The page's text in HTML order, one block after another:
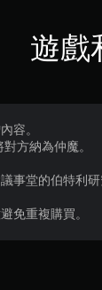
遊戲
容。
方納為仲魔。
事堂的伯特利研
免重複購買。